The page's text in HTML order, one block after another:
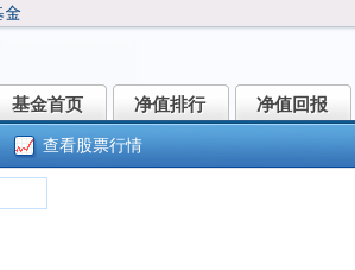
基金首页
基金首页 净值排行
净值排行 净值回报
净值回报
查看股票行情